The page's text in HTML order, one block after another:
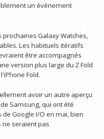
un événement
Galaxy Watches,
Les habituels itératifs
être accompagnés
version plus large du Z Fold
Fold.
avoir un autre aperçu
Samsung, qui ont été
Google I/O en mai, bien
seraient pas